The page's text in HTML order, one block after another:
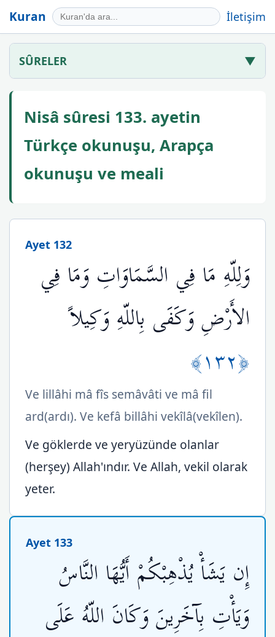
Kuran İletişim
SÛRELER ▼
Nisâ sûresi 133. ayetin
Türkçe okunuşu, Arapça
okunuşu ve meali
Ayet 132
وَلِلّهِ مَا فِي السَّمَاوَاتِ وَمَا فِي
الأَرْضِ وَكَفَى بِاللّهِ وَكِيلاً
﴿١٣٢﴾
Ve lillâhi mâ fîs semâvâti ve mâ fil
ard(ardı). Ve kefâ billâhi vekîlâ(vekîlen).
Ve göklerde ve yeryüzünde olanlar
(herşey) Allah'ındır. Ve Allah, vekil olarak
yeter.
Ayet 133
إِن يَشَأْ يُذْهِبْكُمْ أَيُّهَا النَّاسُ
وَيَأْتِ بِآخَرِينَ وَكَانَ اللّهُ عَلَى